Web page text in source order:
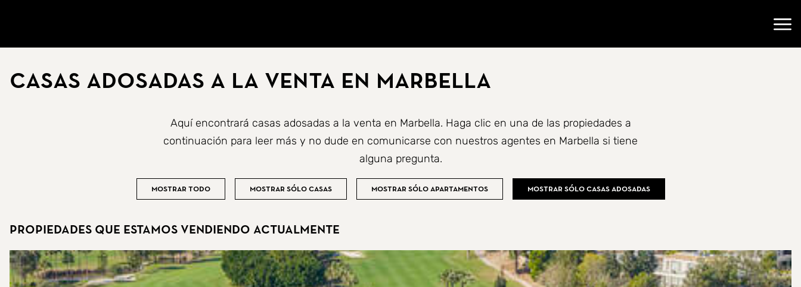
Abrir
Casas adosadas a la venta en Marbella
Aquí encontrará casas adosadas a la venta en Marbella. Haga clic en una de las propiedades a
continuación para leer más y no dude en comunicarse con nuestros agentes en Marbella si tiene
alguna pregunta.
Mostrar todo Mostrar sólo casas Mostrar sólo apartamentos Mostrar sólo casas adosadas
Propiedades que estamos vendiendo actualmente